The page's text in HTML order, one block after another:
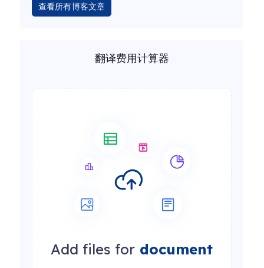
查看所有博客文章
翻译费用计算器
Add files for document